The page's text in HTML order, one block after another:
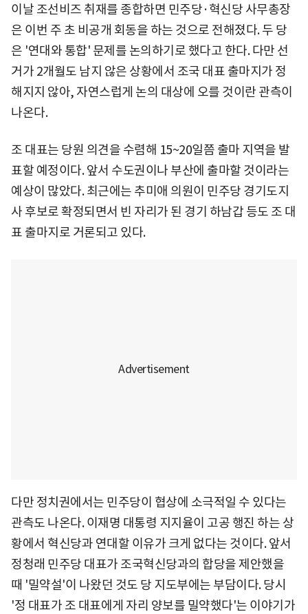
이날 조선비즈 취재를 종합하면 민주당·혁신당 사무총장
은 이번 주 초 비공개 회동을 하는 것으로 전해졌다. 두 당
은 '연대와 통합' 문제를 논의하기로 했다고 한다. 다만 선
거가 2개월도 남지 않은 상황에서 조국 대표 출마지가 정
해지지 않아, 자연스럽게 논의 대상에 오를 것이란 관측이
나온다.
조 대표는 당원 의견을 수렴해 15~20일쯤 출마 지역을 발
표할 예정이다. 앞서 수도권이나 부산에 출마할 것이라는
예상이 많았다. 최근에는 추미애 의원이 민주당 경기도지
사 후보로 확정되면서 빈 자리가 된 경기 하남갑 등도 조 대
표 출마지로 거론되고 있다.
다만 정치권에서는 민주당이 협상에 소극적일 수 있다는
관측도 나온다. 이재명 대통령 지지율이 고공 행진 하는 상
황에서 혁신당과 연대할 이유가 크게 없다는 것이다. 앞서
정청래 민주당 대표가 조국혁신당과의 합당을 제안했을
때 '밀약설'이 나왔던 것도 당 지도부에는 부담이다. 당시
'정 대표가 조 대표에게 자리 양보를 밀약했다'는 이야기가